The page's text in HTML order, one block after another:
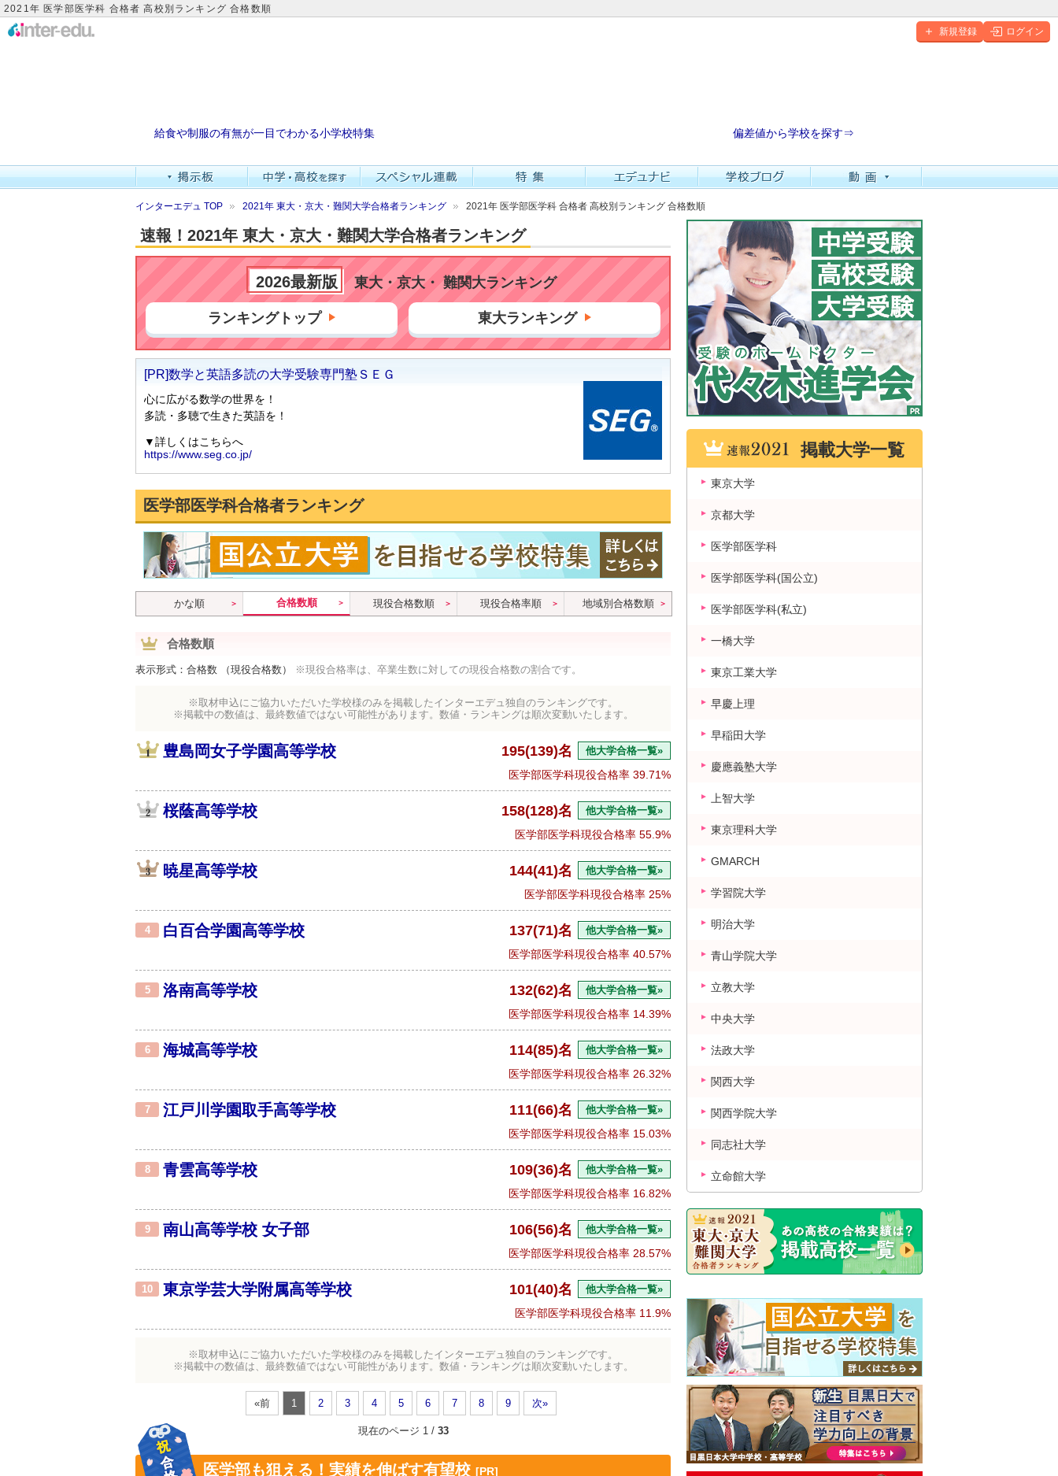
2021年 医学部医学科 合格者 高校別ランキング 合格数順
新規登録 ログイン
給食や制服の有無が一目でわかる小学校特集 偏差値から学校を探す⇒
インターエデュ TOP 2021年 東大・京大・難関大学合格者ランキング 2021年 医学部医学科 合格者 高校別ランキング 合格数順
速報！2021年 東大・京大・難関大学合格者ランキング
2026最新版 東大・京大・ 難関大ランキング
ランキングトップ 東大ランキング
医学部医学科合格者ランキング
かな順 合格数順 現役合格数順 現役合格率順 地域別合格数順
合格数順
表示形式：合格数 （現役合格数） ※現役合格率は、卒業生数に対しての現役合格数の割合です。
※取材申込にご協力いただいた学校様のみを掲載したインターエデュ独自のランキングです。
※掲載中の数値は、最終数値ではない可能性があります。数値・ランキングは順次変動いたします。
豊島岡女子学園高等学校 195(139)名 他大学合格一覧»
医学部医学科現役合格率 39.71%
桜蔭高等学校 158(128)名 他大学合格一覧»
医学部医学科現役合格率 55.9%
暁星高等学校 144(41)名 他大学合格一覧»
医学部医学科現役合格率 25%
4 白百合学園高等学校 137(71)名 他大学合格一覧»
医学部医学科現役合格率 40.57%
5 洛南高等学校 132(62)名 他大学合格一覧»
医学部医学科現役合格率 14.39%
6 海城高等学校 114(85)名 他大学合格一覧»
医学部医学科現役合格率 26.32%
7 江戸川学園取手高等学校 111(66)名 他大学合格一覧»
医学部医学科現役合格率 15.03%
8 青雲高等学校 109(36)名 他大学合格一覧»
医学部医学科現役合格率 16.82%
9 南山高等学校 女子部 106(56)名 他大学合格一覧»
医学部医学科現役合格率 28.57%
10 東京学芸大学附属高等学校 101(40)名 他大学合格一覧»
医学部医学科現役合格率 11.9%
※取材申込にご協力いただいた学校様のみを掲載したインターエデュ独自のランキングです。
※掲載中の数値は、最終数値ではない可能性があります。数値・ランキングは順次変動いたします。
«前 1 2 3 4 5 6 7 8 9 次»
現在のページ 1 / 33
医学部も狙える！実績を伸ばす有望校 [PR]
掲載大学一覧
東京大学
京都大学
医学部医学科
医学部医学科(国公立)
医学部医学科(私立)
一橋大学
東京工業大学
早慶上理
早稲田大学
慶應義塾大学
上智大学
東京理科大学
GMARCH
学習院大学
明治大学
青山学院大学
立教大学
中央大学
法政大学
関西大学
関西学院大学
同志社大学
立命館大学